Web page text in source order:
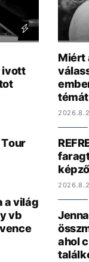
ivott
a világ
vb
Miért
témát
ahol